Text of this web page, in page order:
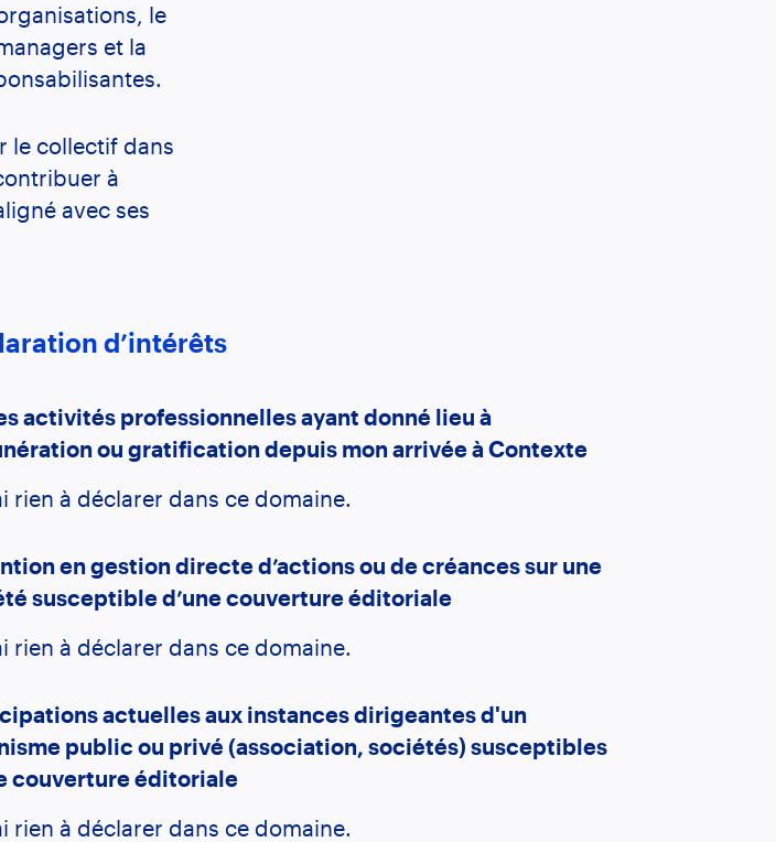
le
et la
le collectif dans
à
avec ses
d’intérêts
activités professionnelles ayant donné lieu à
ou gratification depuis mon arrivée à Contexte
rien à déclarer dans ce domaine.
en gestion directe d’actions ou de créances sur une
susceptible d’une couverture éditoriale
rien à déclarer dans ce domaine.
actuelles aux instances dirigeantes d'un
public ou privé (association, sociétés) susceptibles
couverture éditoriale
rien à déclarer dans ce domaine.